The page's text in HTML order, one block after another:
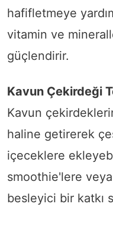
hafifletmeye
vitamin ve
güçlendirir.
Kavun Çekirdeği
Kavun
haline getirerek
içeceklere
smoothie'lere
besleyici bir katkı